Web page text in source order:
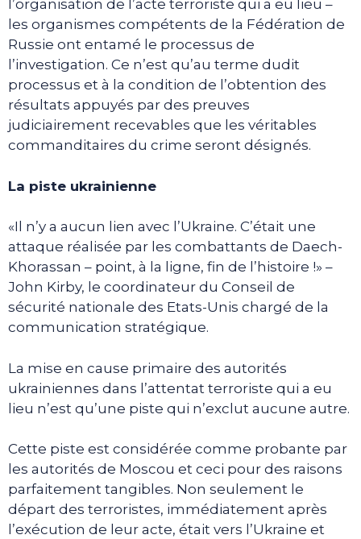
l’organisation de l’acte terroriste qui a eu lieu –
les organismes compétents de la Fédération de
Russie ont entamé le processus de
l’investigation. Ce n’est qu’au terme dudit
processus et à la condition de l’obtention des
résultats appuyés par des preuves
judiciairement recevables que les véritables
commanditaires du crime seront désignés.
La piste ukrainienne
«Il n’y a aucun lien avec l’Ukraine. C’était une
attaque réalisée par les combattants de Daech-
Khorassan – point, à la ligne, fin de l’histoire !» –
John Kirby, le coordinateur du Conseil de
sécurité nationale des Etats-Unis chargé de la
communication stratégique.
La mise en cause primaire des autorités
ukrainiennes dans l’attentat terroriste qui a eu
lieu n’est qu’une piste qui n’exclut aucune autre.
Cette piste est considérée comme probante par
les autorités de Moscou et ceci pour des raisons
parfaitement tangibles. Non seulement le
départ des terroristes, immédiatement après
l’exécution de leur acte, était vers l’Ukraine et